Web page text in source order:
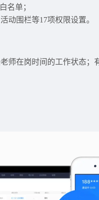
名单；
动围栏等17项权限设置。
师在岗时间的工作状态；